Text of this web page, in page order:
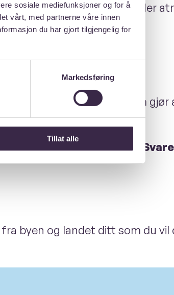
sosiale mediefunksjoner og for å
vårt, med partnerne våre innen
du har gjort tilgjengelig for
Markedsføring
Tillat alle
som fanger folkesjelen eller
du har opplevd som
gjennom dine øyne!
byen og landet ditt som du vil